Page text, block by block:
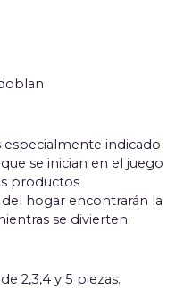
especialmente indicado
se inician en el juego
productos
hogar encontrarán la
se divierten.
2,3,4 y 5 piezas.